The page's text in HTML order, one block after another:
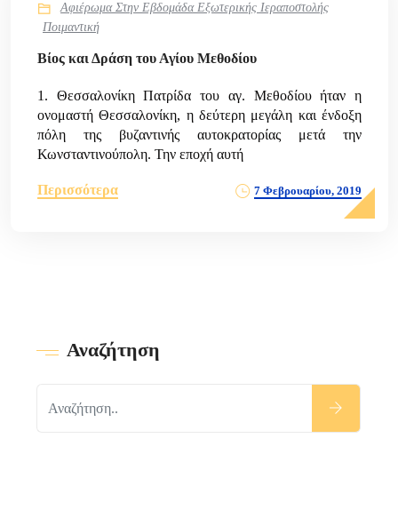
Αφιέρωμα Στην Εβδομάδα Εξωτερικής Ιεραποστολής
Ποιμαντική
Βίος και Δράση του Αγίου Μεθοδίου
1. Θεσσαλονίκη Πατρίδα του αγ. Μεθοδίου ήταν η
ονομαστή Θεσσαλονίκη, η δεύτερη μεγάλη και ένδοξη
πόλη της βυζαντινής αυτοκρατορίας μετά την
Κωνσταντινούπολη. Την εποχή αυτή
Περισσότερα 7 Φεβρουαρίου, 2019
Αναζήτηση